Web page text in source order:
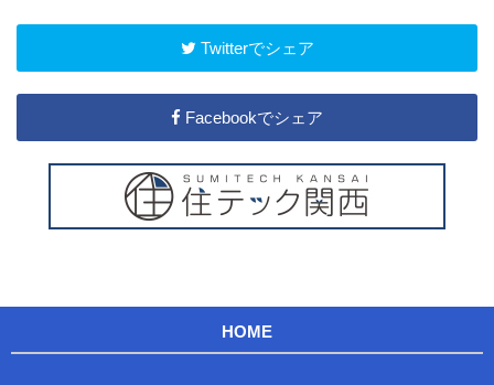
Twitterでシェア
Facebookでシェア
HOME